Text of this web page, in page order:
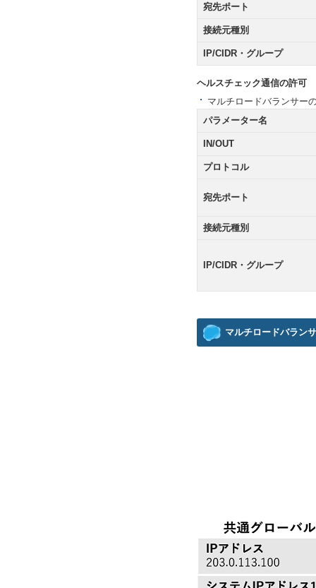
宛先ポート
接続元種別
IP/CIDR・グループ
ヘルスチェック通信の許可
マルチロードバランサー
パラメーター名
IN/OUT
プロトコル
宛先ポート
接続元種別
IP/CIDR・グループ
マルチロードバラン